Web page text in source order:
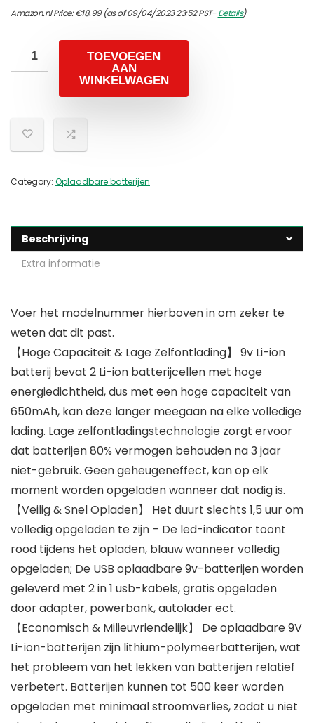
Amazon.nl Price:€18.99(as of 09/04/2023 23:52 PST-Details)
TOEVOEGEN
AAN
WINKELWAGEN
Category: Oplaadbare batterijen
Beschrijving
Extra informatie
Voer het modelnummer hierboven in om zeker te
weten dat dit past.
【Hoge Capaciteit & Lage Zelfontlading】 9v Li-ion
batterij bevat 2 Li-ion batterijcellen met hoge
energiedichtheid, dus met een hoge capaciteit van
650mAh, kan deze langer meegaan na elke volledige
lading. Lage zelfontladingstechnologie zorgt ervoor
dat batterijen 80% vermogen behouden na 3 jaar
niet-gebruik. Geen geheugeneffect, kan op elk
moment worden opgeladen wanneer dat nodig is.
【Veilig & Snel Opladen】 Het duurt slechts 1,5 uur om
volledig opgeladen te zijn – De led-indicator toont
rood tijdens het opladen, blauw wanneer volledig
opgeladen; De USB oplaadbare 9v-batterijen worden
geleverd met 2 in 1 usb-kabels, gratis opgeladen
door adapter, powerbank, autolader ect.
【Economisch & Milieuvriendelijk】 De oplaadbare 9V
Li-ion-batterijen zijn lithium-polymeerbatterijen, wat
het probleem van het lekken van batterijen relatief
verbetert. Batterijen kunnen tot 500 keer worden
opgeladen met minimaal stroomverlies, zodat u niet